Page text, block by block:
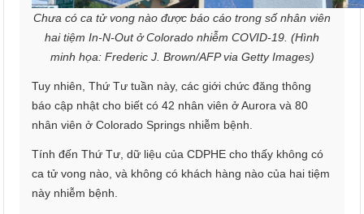
Chưa có ca tử vong nào được báo cáo trong số nhân viên
hai tiệm In-N-Out ở Colorado nhiễm COVID-19. (Hình
minh họa: Frederic J. Brown/AFP via Getty Images)
Tuy nhiên, Thứ Tư tuần này, các giới chức đăng thông
báo cập nhật cho biết có 42 nhân viên ở Aurora và 80
nhân viên ở Colorado Springs nhiễm bệnh.
Tính đến Thứ Tư, dữ liệu của CDPHE cho thấy không có
ca tử vong nào, và không có khách hàng nào của hai tiệm
này nhiễm bệnh.